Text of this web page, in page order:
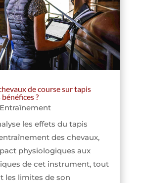
de course sur tapis
?
Entraînement
les effets du tapis
des chevaux,
physiologiques aux
de cet instrument, tout
les limites de son